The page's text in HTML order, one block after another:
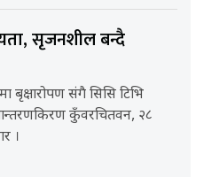
सृजनशील बन्दै
बृक्षारोपण संगै सिसि टिभि
कुँवरचितवन, २८
।